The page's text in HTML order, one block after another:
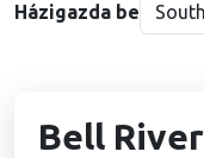
Házigazda be
Bell River